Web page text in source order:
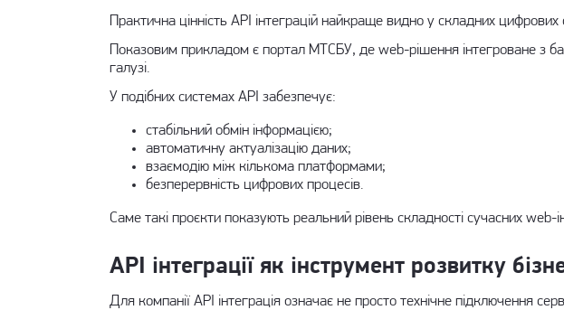
Практична цінність API інтеграцій найкраще видно у складних
Показовим прикладом є портал МТСБУ, де web-рішення інтегроване з
галузі.
У подібних системах API забезпечує:
стабільний обмін інформацією;
автоматичну актуалізацію даних;
взаємодію між кількома платформами;
безперервність цифрових процесів.
Саме такі проєкти показують реальний рівень складності сучасних web-
API інтеграції як інструмент розвитку
Для компанії API інтеграція означає не просто технічне підключення